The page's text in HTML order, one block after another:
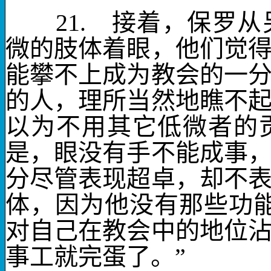
21. 接着，保罗从
微的肢体着眼，他们觉
能攀不上成为教会的一
的人，理所当然地瞧不
以为不用其它低微者的
是，
眼没有手不能成事
分尽管表现超卓，却不
体，因为他没有那些功
对自己在教会中的地位
事工就完蛋了。”